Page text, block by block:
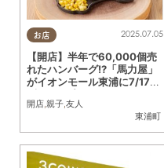
お店
東浦町
2025.07.05
【開店】半年で60,000個売
れたハンバーグ!?「馬力屋」
がイオンモール東浦に7/17
開店,親子,友人